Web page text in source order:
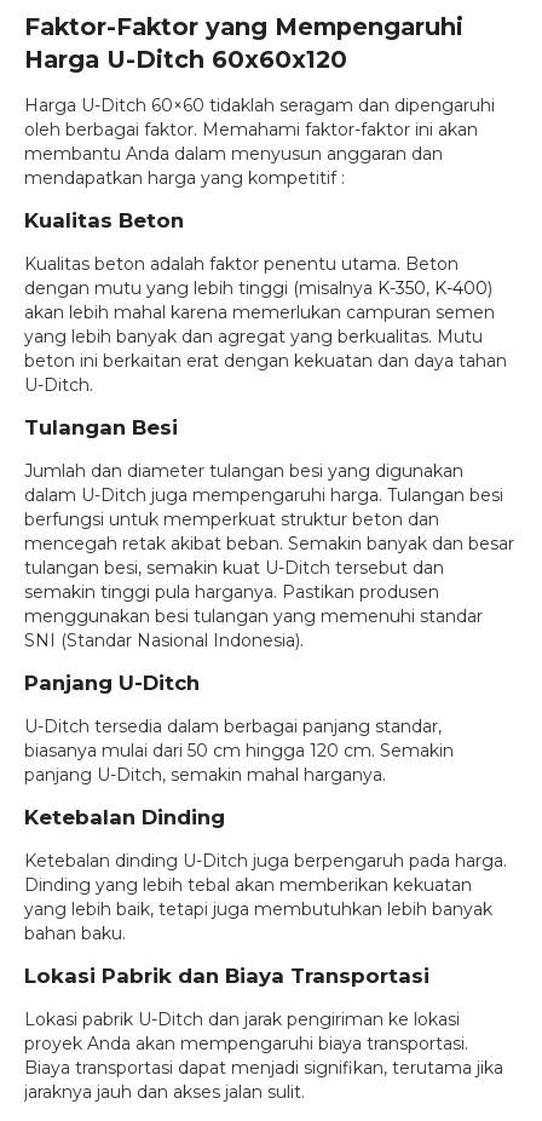
Faktor-Faktor yang Mempengaruhi
Harga U-Ditch 60x60x120
Harga U-Ditch 60×60 tidaklah seragam dan dipengaruhi
oleh berbagai faktor. Memahami faktor-faktor ini akan
membantu Anda dalam menyusun anggaran dan
mendapatkan harga yang kompetitif :
Kualitas Beton
Kualitas beton adalah faktor penentu utama. Beton
dengan mutu yang lebih tinggi (misalnya K-350, K-400)
akan lebih mahal karena memerlukan campuran semen
yang lebih banyak dan agregat yang berkualitas. Mutu
beton ini berkaitan erat dengan kekuatan dan daya tahan
U-Ditch.
Tulangan Besi
Jumlah dan diameter tulangan besi yang digunakan
dalam U-Ditch juga mempengaruhi harga. Tulangan besi
berfungsi untuk memperkuat struktur beton dan
mencegah retak akibat beban. Semakin banyak dan besar
tulangan besi, semakin kuat U-Ditch tersebut dan
semakin tinggi pula harganya. Pastikan produsen
menggunakan besi tulangan yang memenuhi standar
SNI (Standar Nasional Indonesia).
Panjang U-Ditch
U-Ditch tersedia dalam berbagai panjang standar,
biasanya mulai dari 50 cm hingga 120 cm. Semakin
panjang U-Ditch, semakin mahal harganya.
Ketebalan Dinding
Ketebalan dinding U-Ditch juga berpengaruh pada harga.
Dinding yang lebih tebal akan memberikan kekuatan
yang lebih baik, tetapi juga membutuhkan lebih banyak
bahan baku.
Lokasi Pabrik dan Biaya Transportasi
Lokasi pabrik U-Ditch dan jarak pengiriman ke lokasi
proyek Anda akan mempengaruhi biaya transportasi.
Biaya transportasi dapat menjadi signifikan, terutama jika
jaraknya jauh dan akses jalan sulit.